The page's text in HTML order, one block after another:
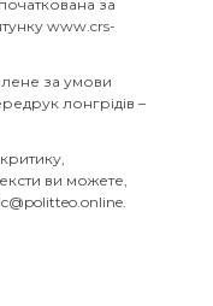
за
www.crs-
за умови
лонгрідів –
ви можете,